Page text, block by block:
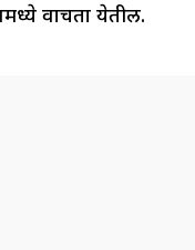
वाचता येतील.